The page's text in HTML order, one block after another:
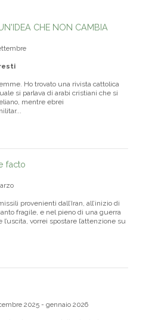
CHE NON CAMBIA
Ho trovato una rivista cattolica
si parlava di arabi cristiani che si
mentre ebrei
facto
provenienti dall’Iran, all’inizio di
fragile, e nel pieno di una guerra
vorrei spostare l’attenzione su
2025 - gennaio 2026